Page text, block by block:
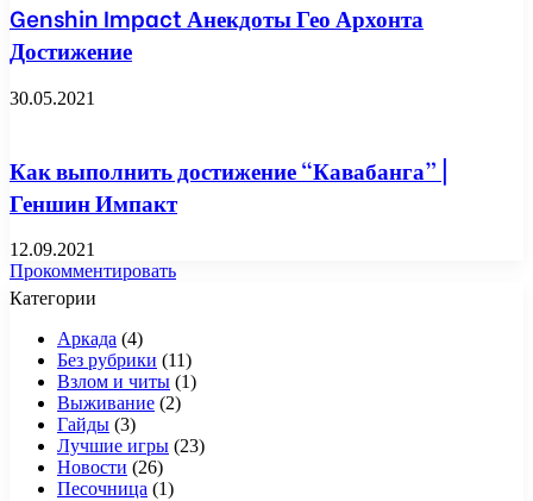
Genshin Impact Анекдоты Гео Архонта
Достижение
30.05.2021
Как выполнить достижение “Кавабанга” |
Геншин Импакт
12.09.2021
Прокомментировать
Категории
Аркада (4)
Без рубрики (11)
Взлом и читы (1)
Выживание (2)
Гайды (3)
Лучшие игры (23)
Новости (26)
Песочница (1)